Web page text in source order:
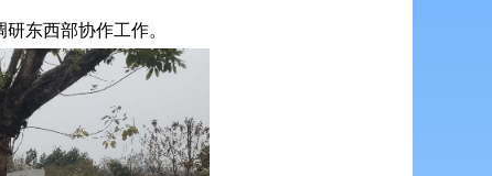
东西部协作工作。